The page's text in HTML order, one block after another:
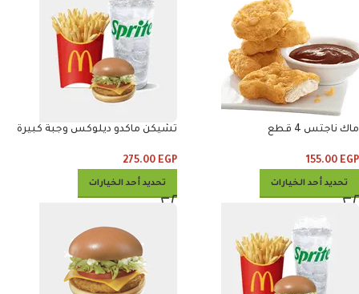
ماك ناجتس 4 قطع
155.00 EGP
تحديد أحد الخيارات
تشيكن ماكدو ديلوكس وجبة كبيرة
275.00 EGP
تحديد أحد الخيارات